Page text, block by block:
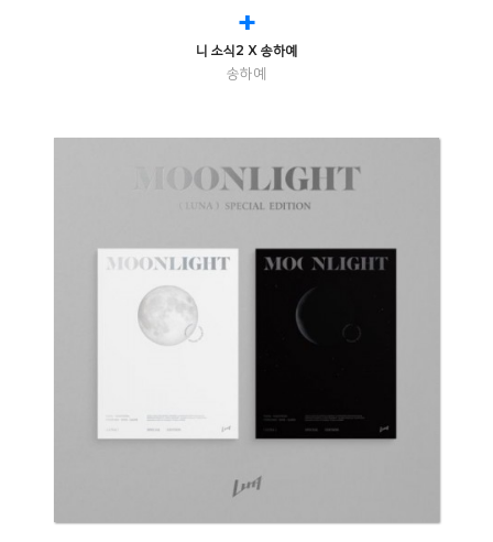
+
니 소식2 X 송하예
송하예